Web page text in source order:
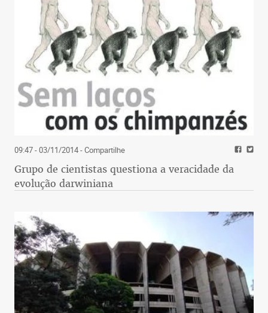
09:47 - 03/11/2014- Compartilhe
Grupo de cientistas questiona a veracidade da
evolução darwiniana